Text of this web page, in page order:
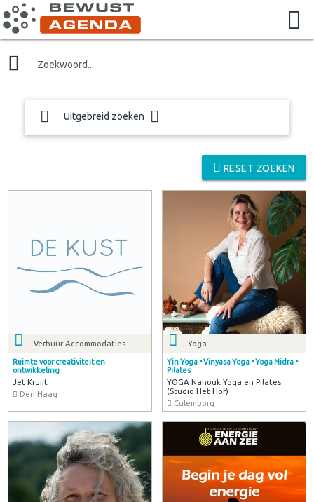
Zoekwoord...
Uitgebreid zoeken
RESET ZOEKEN
Verhuur Accommodaties
Ruimte voor creativiteit en
ontwikkeling
Jet Kruijt
Den Haag
Yoga
Yin Yoga • Vinyasa Yoga • Yoga Nidra •
Pilates
YOGA Nanouk Yoga en Pilates
(Studio Het Hof)
Culemborg